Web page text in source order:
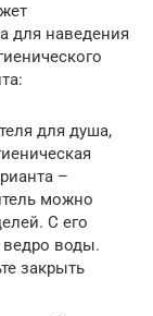
для наведения
для душа,
–
можно
С его
воды.
закрыть